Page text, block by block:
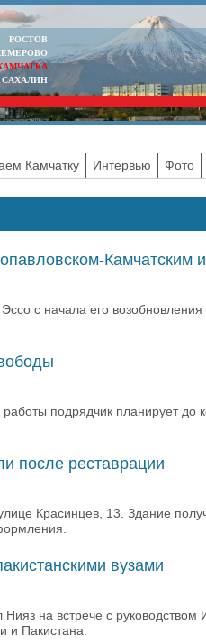
РОСТОВ
САХАЛИН
Камчатку Интервью Фото
Камчатским
с начала его возобновления
подрядчик планирует до
после реставрации
Красинцев, 13. Здание
вузами
на встрече с руководством
и Пакистана.